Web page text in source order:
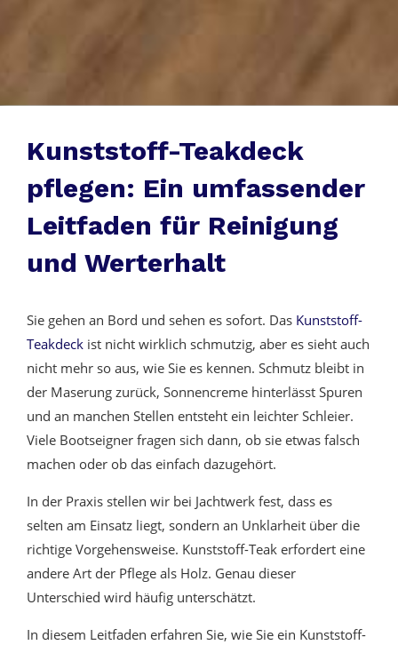
Kunststoff-Teakdeck
pflegen: Ein umfassender
Leitfaden für Reinigung
und Werterhalt
Sie gehen an Bord und sehen es sofort. Das Kunststoff-
Teakdeck ist nicht wirklich schmutzig, aber es sieht auch
nicht mehr so aus, wie Sie es kennen. Schmutz bleibt in
der Maserung zurück, Sonnencreme hinterlässt Spuren
und an manchen Stellen entsteht ein leichter Schleier.
Viele Bootseigner fragen sich dann, ob sie etwas falsch
machen oder ob das einfach dazugehört.
In der Praxis stellen wir bei Jachtwerk fest, dass es
selten am Einsatz liegt, sondern an Unklarheit über die
richtige Vorgehensweise. Kunststoff-Teak erfordert eine
andere Art der Pflege als Holz. Genau dieser
Unterschied wird häufig unterschätzt.
In diesem Leitfaden erfahren Sie, wie Sie ein Kunststoff-